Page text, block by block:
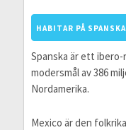
HABITAR PÅ SPANSKA
Spanska är ett
modersmål av 386
Nordamerika.
Mexico är den